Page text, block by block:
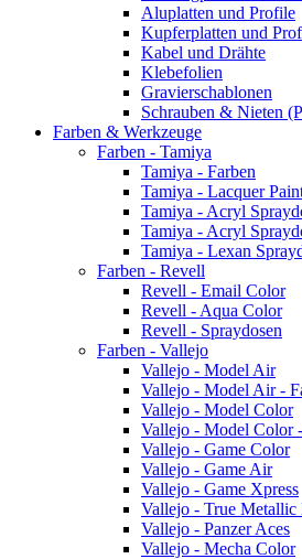
Aluplatten und Profile
Kupferplatten und
Kabel und Drähte
Klebefolien
Gravierschablonen
Schrauben & Nieten
Farben & Werkzeuge
Farben - Tamiya
Tamiya - Farben
Tamiya - Lacquer
Tamiya - Acryl
Tamiya - Acryl
Tamiya - Lexan
Farben - Revell
Revell - Email Color
Revell - Aqua Color
Revell - Spraydosen
Farben - Vallejo
Vallejo - Model Air
Vallejo - Model Air -
Vallejo - Model Color
Vallejo - Model Color
Vallejo - Game Color
Vallejo - Game Air
Vallejo - Game Xpress
Vallejo - True Metallic
Vallejo - Panzer Aces
Vallejo - Mecha Color